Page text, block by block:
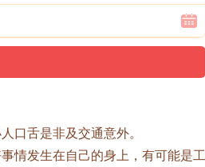
口舌是非及交通意外。
情发生在自己的身上，有可能是工